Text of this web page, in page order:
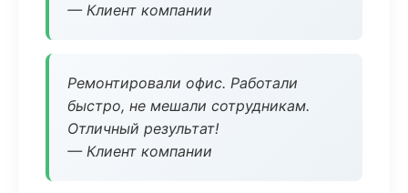
— Клиент компании
Ремонтировали офис. Работали
быстро, не мешали сотрудникам.
Отличный результат!
— Клиент компании